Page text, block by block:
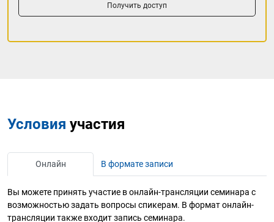
Получить доступ
Условия участия
Онлайн В формате записи
Вы можете принять участие в онлайн-трансляции семинара с
возможностью задать вопросы спикерам. В формат онлайн-
трансляции также входит запись семинара.